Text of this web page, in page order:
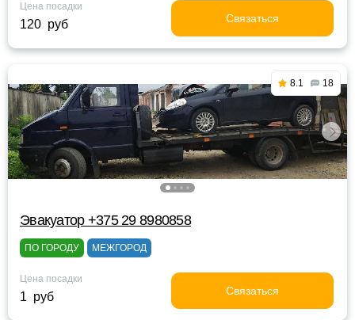
Цена посадки
120 руб Связаться
8.1 18
Эвакуатор +375 29 8980858
ПО ГОРОДУ МЕЖГОРОД
Цена посадки
1 руб Связаться